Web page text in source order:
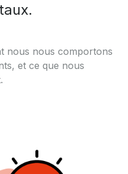
nous nous comportons
et ce que nous